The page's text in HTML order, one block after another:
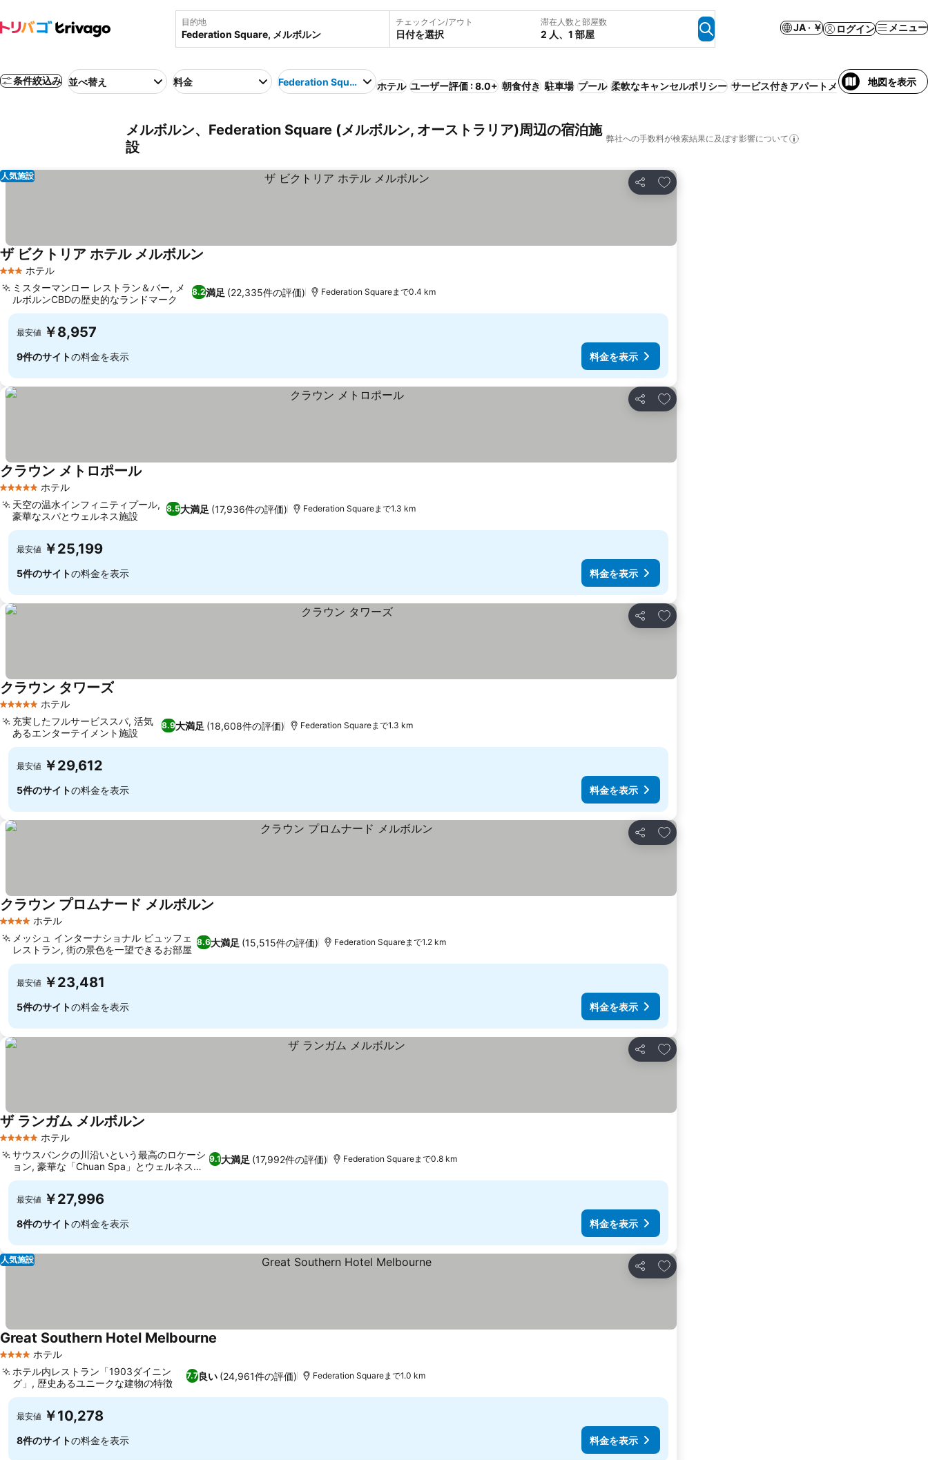
目的地 チェックイン/アウト
日付を選択
滞在人数と部屋数
2 人、1 部屋
JA · ￥ ログイン メニュー
条件絞込み 並べ替え 料金 Federation Square ホテル ユーザー評価 : 8.0+ 朝食付き 駐車場 プール 柔軟なキャンセルポリシー サービス付きアパートメント バケーション
地図を表示
メルボルン、Federation Square (メルボルン, オーストラリア)周辺の宿泊施
設
弊社への手数料が検索結果に及ぼす影響について
シェア
お気に入りに追加
人気施設
3 ホテルのランク
ホテル
ザ ビクトリア ホテル メルボルン
8.2満足 (22,335件の評価)
ミスターマンロー レストラン＆バー, メ
ルボルンCBDの歴史的なランドマーク
Federation Squareまで0.4 km
最安値 ￥8,957
9件のサイトの料金を表示 料金を表示
シェア
お気に入りに追加
5 ホテルのランク
ホテル
クラウン メトロポール
8.5大満足 (17,936件の評価)
天空の温水インフィニティプール,
豪華なスパとウェルネス施設
Federation Squareまで1.3 km
最安値 ￥25,199
5件のサイトの料金を表示 料金を表示
シェア
お気に入りに追加
5 ホテルのランク
ホテル
クラウン タワーズ
8.9大満足 (18,608件の評価)
充実したフルサービススパ, 活気
あるエンターテイメント施設
Federation Squareまで1.3 km
最安値 ￥29,612
5件のサイトの料金を表示 料金を表示
シェア
お気に入りに追加
4 ホテルのランク
ホテル
クラウン プロムナード メルボルン
8.6大満足 (15,515件の評価)
メッシュ インターナショナル ビュッフェ
レストラン, 街の景色を一望できるお部屋
Federation Squareまで1.2 km
最安値 ￥23,481
5件のサイトの料金を表示 料金を表示
シェア
お気に入りに追加
5 ホテルのランク
ホテル
ザ ランガム メルボルン
9.1大満足 (17,992件の評価)
サウスバンクの川沿いという最高のロケーシ
ョン, 豪華な「Chuan Spa」とウェルネス施
設
Federation Squareまで0.8 km
最安値 ￥27,996
8件のサイトの料金を表示 料金を表示
シェア
お気に入りに追加
人気施設
4 ホテルのランク
ホテル
Great Southern Hotel Melbourne
7.7良い (24,961件の評価)
ホテル内レストラン「1903ダイニン
グ」, 歴史あるユニークな建物の特徴
Federation Squareまで1.0 km
最安値 ￥10,278
8件のサイトの料金を表示 料金を表示